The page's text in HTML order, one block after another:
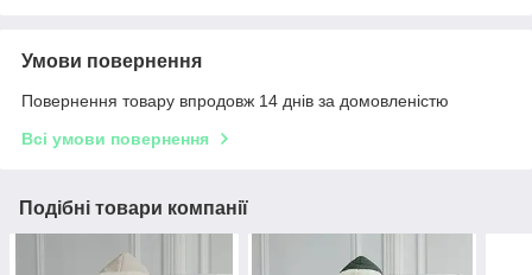
Умови повернення
Повернення товару впродовж 14 днів за домовленістю
Всі умови повернення
Подібні товари компанії